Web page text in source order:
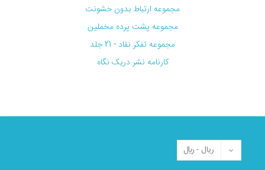
مجموعه ارتباط بدون خشونت
مجموعه پشت پرده مخملین
مجموعه تفکر نقاد - 21 جلد
کارنامه نشر دریک نگاه